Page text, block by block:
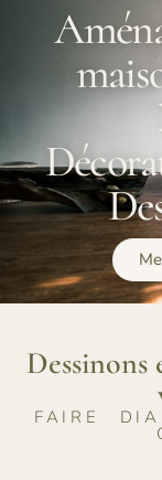
FAIRE